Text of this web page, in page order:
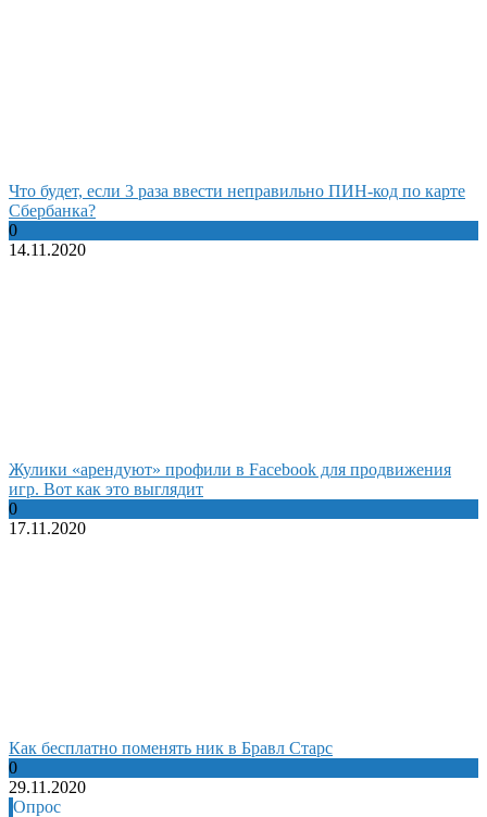
Что будет, если 3 раза ввести неправильно ПИН-код по карте
Сбербанка?
0
14.11.2020
Жулики «арендуют» профили в Facebook для продвижения
игр. Вот как это выглядит
0
17.11.2020
Как бесплатно поменять ник в Бравл Старс
0
29.11.2020
Опрос